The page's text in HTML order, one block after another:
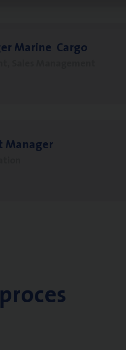
Mari­ne Cargo
Manager